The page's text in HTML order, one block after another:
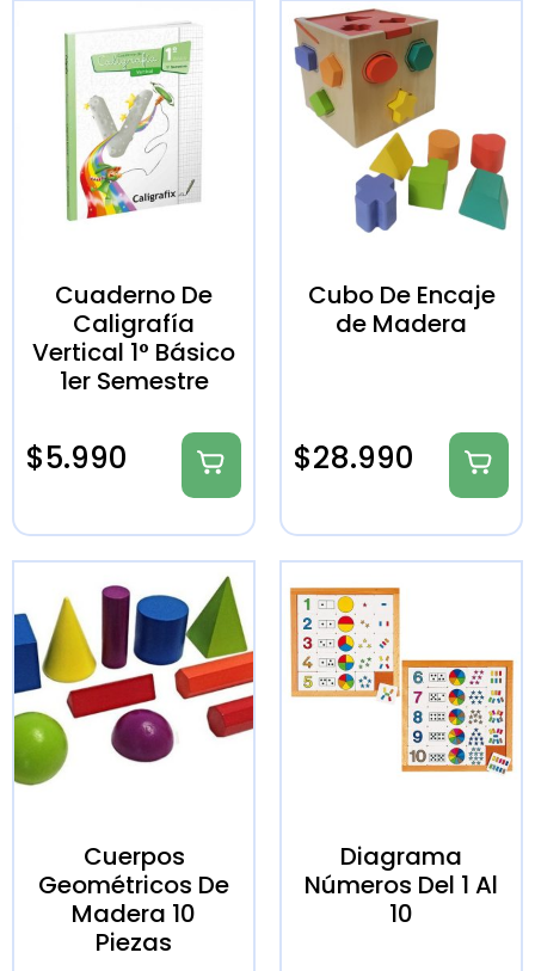
Cuaderno De
Caligrafía
Vertical 1° Básico
1er Semestre
$5.990
Cubo De Encaje
de Madera
$28.990
Cuerpos
Geométricos De
Madera 10
Piezas
Diagrama
Números Del 1 Al
10